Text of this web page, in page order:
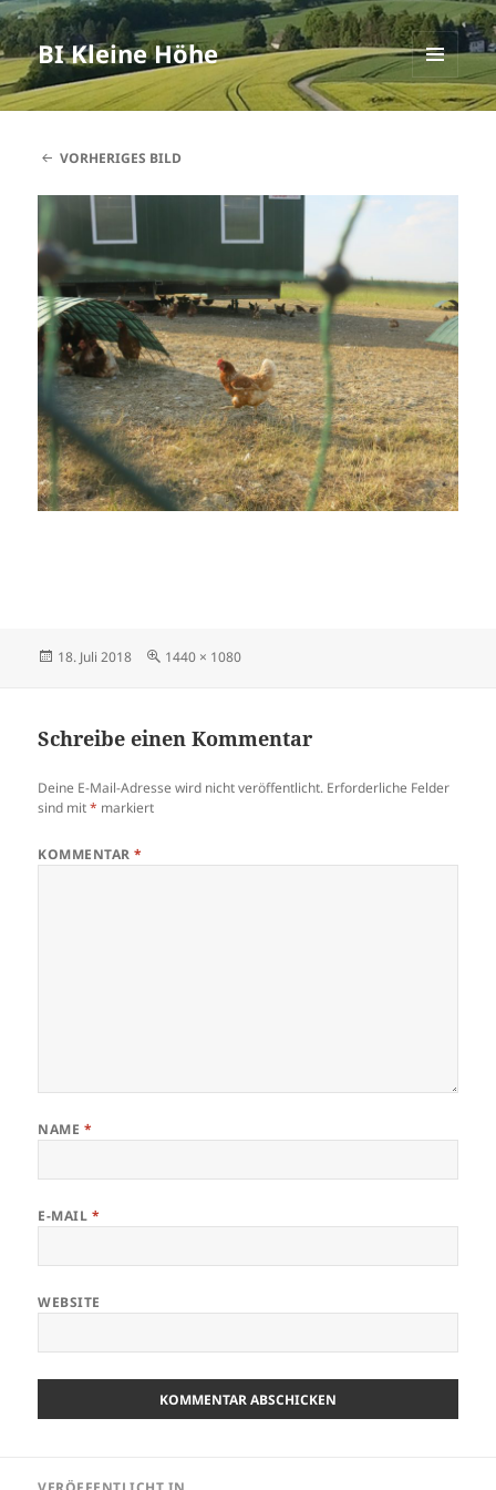
BI Kleine Höhe
MENÜ
UND
VORHERIGES BILD
Veröffentlicht
18. Juli 2018
Volle
1440 × 1080
Schreibe einen Kommentar
Deine E-Mail-Adresse wird nicht veröffentlicht. Erforderliche Felder
sind mit* markiert
KOMMENTAR*
NAME *
E-MAIL *
WEBSITE